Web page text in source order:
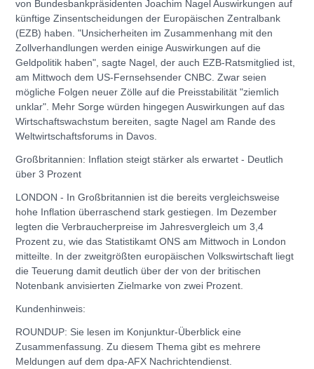
von Bundesbankpräsidenten Joachim Nagel Auswirkungen auf
künftige Zinsentscheidungen der Europäischen Zentralbank
(EZB) haben. "Unsicherheiten im Zusammenhang mit den
Zollverhandlungen werden einige Auswirkungen auf die
Geldpolitik haben", sagte Nagel, der auch EZB-Ratsmitglied ist,
am Mittwoch dem US-Fernsehsender CNBC. Zwar seien
mögliche Folgen neuer Zölle auf die Preisstabilität "ziemlich
unklar". Mehr Sorge würden hingegen Auswirkungen auf das
Wirtschaftswachstum bereiten, sagte Nagel am Rande des
Weltwirtschaftsforums in Davos.
Großbritannien: Inflation steigt stärker als erwartet - Deutlich
über 3 Prozent
LONDON - In Großbritannien ist die bereits vergleichsweise
hohe Inflation überraschend stark gestiegen. Im Dezember
legten die Verbraucherpreise im Jahresvergleich um 3,4
Prozent zu, wie das Statistikamt ONS am Mittwoch in London
mitteilte. In der zweitgrößten europäischen Volkswirtschaft liegt
die Teuerung damit deutlich über der von der britischen
Notenbank anvisierten Zielmarke von zwei Prozent.
Kundenhinweis:
ROUNDUP: Sie lesen im Konjunktur-Überblick eine
Zusammenfassung. Zu diesem Thema gibt es mehrere
Meldungen auf dem dpa-AFX Nachrichtendienst.